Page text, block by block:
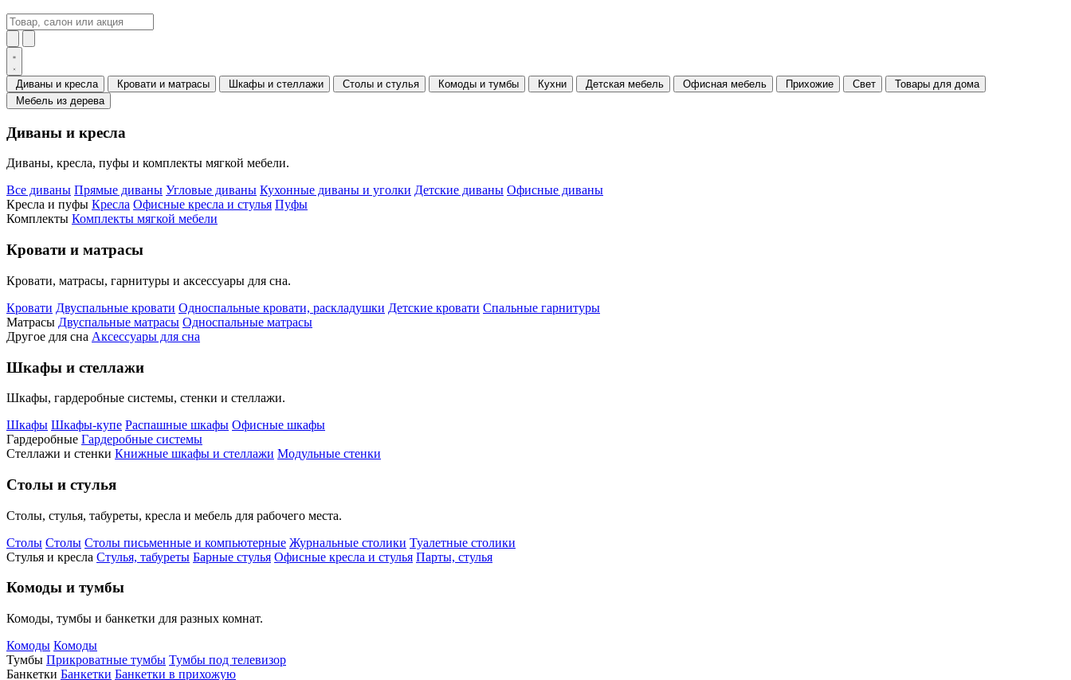
Диваны и кресла Кровати и матрасы Шкафы и стеллажи Столы и стулья Комоды и тумбы Кухни Детская мебель Офисная мебель Прихожие Свет
Товары для дома
Мебель из дерева
Диваны и кресла
Диваны, кресла, пуфы и комплекты мягкой мебели.
Все диваны Прямые диваны Угловые диваны Кухонные диваны и уголки Детские диваны Офисные диваны
Кресла и пуфы Кресла Офисные кресла и стулья Пуфы
Комплекты Комплекты мягкой мебели
Кровати и матрасы
Кровати, матрасы, гарнитуры и аксессуары для сна.
Кровати Двуспальные кровати Односпальные кровати, раскладушки Детские кровати Спальные гарнитуры
Матрасы Двуспальные матрасы Односпальные матрасы
Другое для сна Аксессуары для сна
Шкафы и стеллажи
Шкафы, гардеробные системы, стенки и стеллажи.
Шкафы Шкафы-купе Распашные шкафы Офисные шкафы
Гардеробные Гардеробные системы
Стеллажи и стенки Книжные шкафы и стеллажи Модульные стенки
Столы и стулья
Столы, стулья, табуреты, кресла и мебель для рабочего места.
Столы Столы Столы письменные и компьютерные Журнальные столики Туалетные столики
Стулья и кресла Стулья, табуреты Барные стулья Офисные кресла и стулья Парты, стулья
Комоды и тумбы
Комоды, тумбы и банкетки для разных комнат.
Комоды Комоды
Тумбы Прикроватные тумбы Тумбы под телевизор
Банкетки Банкетки Банкетки в прихожую